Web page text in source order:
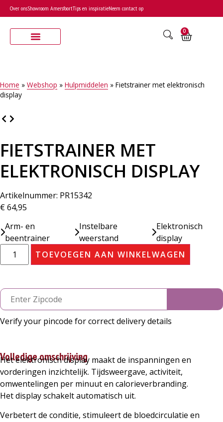
Over onsShowroom AmersfoortTips en inspiratieNeem contact op
0
Home » Webshop » Hulpmiddelen » Fietstrainer met elektronisch
display
FIETSTRAINER MET
ELEKTRONISCH DISPLAY
Artikelnummer: PR15342
€64,95
Arm- en
beentrainer
Instelbare
weerstand
Elektronisch
display
TOEVOEGEN AAN WINKELWAGEN
Verify your pincode for correct delivery details
Volledige omschrijving
Het elektronisch display maakt de inspanningen en
vorderingen inzichtelijk. Tijdsweergave, activiteit,
omwentelingen per minuut en calorieverbranding.
Het display schakelt automatisch uit.
Verbetert de conditie, stimuleert de bloedcirculatie en